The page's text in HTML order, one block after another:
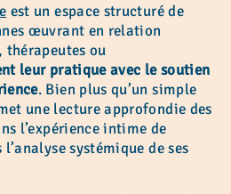
est un espace structuré de
œuvrant en relation
thérapeutes ou
leur pratique avec le soutien
. Bien plus qu’un simple
une lecture approfondie des
l’expérience intime de
systémique de ses